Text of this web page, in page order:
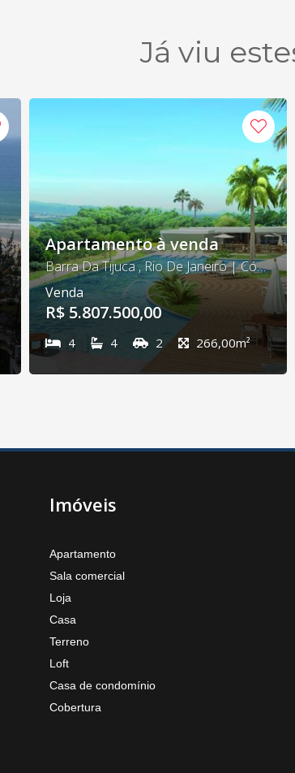
Já viu
Apartamento à venda
Barra Da Tijuca , Rio De Janeiro | Cód. 404
Venda
R$ 5.807.500,00
4 4 2 266,00m²
Imóveis
Apartamento
Sala comercial
Loja
Casa
Terreno
Loft
Casa de condomínio
Cobertura